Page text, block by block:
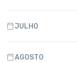
JULHO
AGOSTO